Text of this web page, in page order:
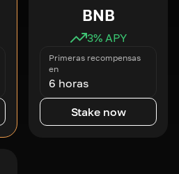
BNB
3% APY
Primeras recompensas
en
6 horas
Stake now